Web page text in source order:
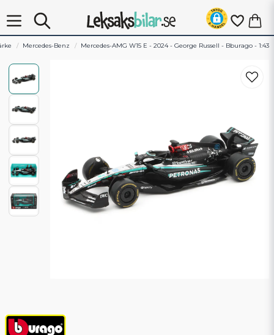
Mercedes-Benz Mercedes-AMG W15 E - 2024 - George Russell - Bburago - 1:43